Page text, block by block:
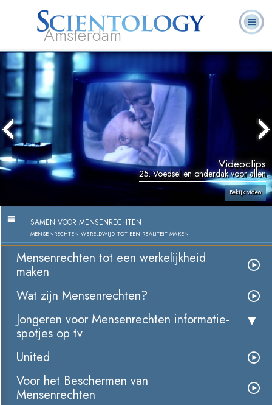
Amsterdam
Over
L. Ron
Hubbard
Wat is
Pastoraal
Veelgestelde
Videoclips
25. Voedsel en onderdak voor allen
Bekijk video
SAMEN VOOR MENSENRECHTEN
MENSENRECHTEN WERELDWIJD TOT EEN REALITEIT MAKEN
Mensenrechten tot een werkelijkheid
maken
Wat zijn Mensenrechten?
Jongeren voor Mensenrechten informatie­
spotjes op tv
United
Voor het Beschermen van
Mensenrechten